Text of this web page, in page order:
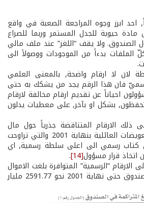
احد ابرز وجوه المراجعة الصعبة في واقع
حيوية للجدل المستمر­ وربما للصراع
الصندوق. ولا يقف “اللغز” عند ملف مالي
الملفات بدءاً من الموجودات ووصولاً الى
لان لا ارقام واضحة, بالمعنى العلمي
رسميّ فان هذا الرقم يجد من يشكك به حتى
احياناً عن تقديم ارقام مخالفة لارقام
بشكل او بآخر, على معطيات يدلون
ذلك الارقام المتناقضة جذرياً حول مال
الاحتياط في صندوق التعويضات العائلية بنهاية 2001 والتي تراوحت
كتاب رسمي الى اعلى سلطة رسمية, اي
اتخاذ قرار مسؤول[14]
.
“الرسمية” المتوافرة بلغت الاموال
المتراكمة حسابياً في الصندوق حتى نهاية 2001 نحو 2591.77 مليار